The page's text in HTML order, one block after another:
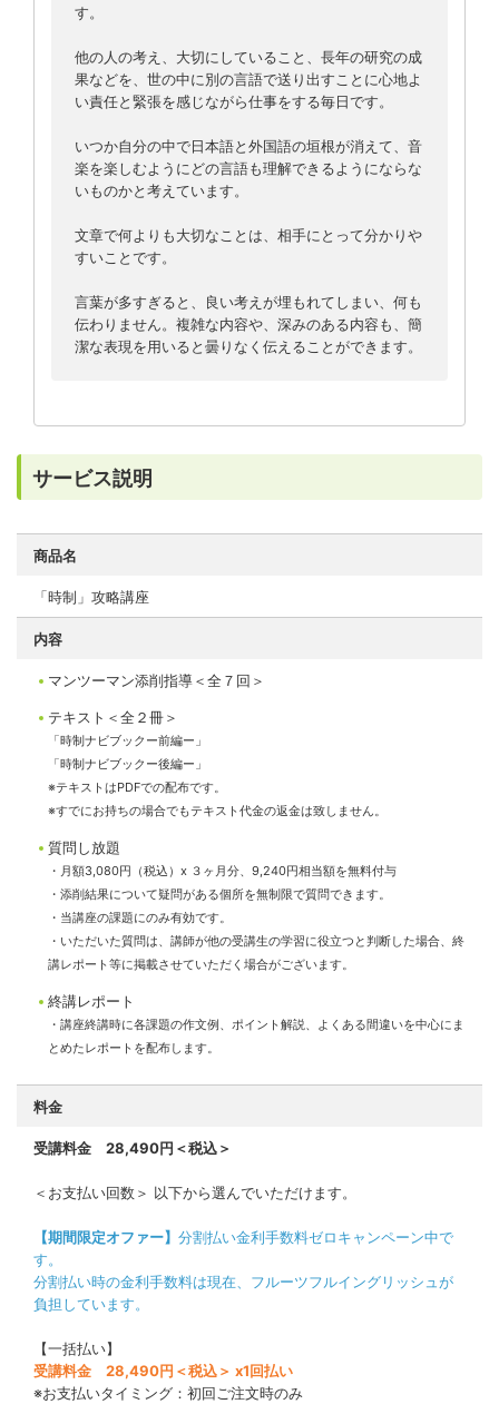
す。
他の人の考え、大切にしていること、長年の研究の成
果などを、世の中に別の言語で送り出すことに心地よ
い責任と緊張を感じながら仕事をする毎日です。
いつか自分の中で日本語と外国語の垣根が消えて、音
楽を楽しむようにどの言語も理解できるようにならな
いものかと考えています。
文章で何よりも大切なことは、相手にとって分かりや
すいことです。
言葉が多すぎると、良い考えが埋もれてしまい、何も
伝わりません。複雑な内容や、深みのある内容も、簡
潔な表現を用いると曇りなく伝えることができます。
サービス説明
商品名
「時制」攻略講座
内容
マンツーマン添削指導＜全７回＞
テキスト＜全２冊＞
「時制ナビブックー前編ー」
「時制ナビブックー後編ー」
※テキストはPDFでの配布です。
※すでにお持ちの場合でもテキスト代金の返金は致しません。
質問し放題
・月額3,080円（税込）x ３ヶ月分、9,240円相当額を無料付与
・添削結果について疑問がある個所を無制限で質問できます。
・当講座の課題にのみ有効です。
・いただいた質問は、講師が他の受講生の学習に役立つと判断した場合、終
講レポート等に掲載させていただく場合がございます。
終講レポート
・講座終講時に各課題の作文例、ポイント解説、よくある間違いを中心にま
とめたレポートを配布します。
料金
受講料金 28,490円＜税込＞
＜お支払い回数＞ 以下から選んでいただけます。
【期間限定オファー】 分割払い金利手数料ゼロキャンペーン中で
す。
分割払い時の金利手数料は現在、フルーツフルイングリッシュが
負担しています。
【一括払い】
受講料金 28,490円＜税込＞ x1回払い
※お支払いタイミング：初回ご注文時のみ